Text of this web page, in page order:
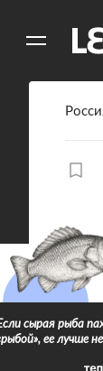
сырая рыба
ее лучше